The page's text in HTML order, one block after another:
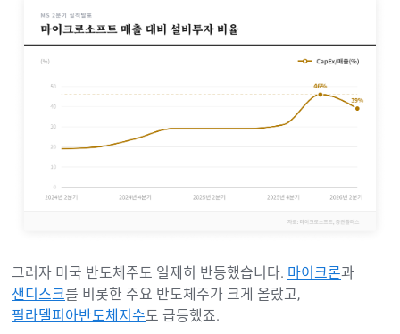
그러자 미국 반도체주도 일제히 반등했습니다. 마이크론과
샌디스크를 비롯한 주요 반도체주가 크게 올랐고,
필라델피아반도체지수도 급등했죠.